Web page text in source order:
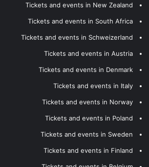
Tickets and events in New Zealand
Tickets and events in South Africa
Tickets and events in Schweizerland
Tickets and events in Austria
Tickets and events in Denmark
Tickets and events in Italy
Tickets and events in Norway
Tickets and events in Poland
Tickets and events in Sweden
Tickets and events in Finland